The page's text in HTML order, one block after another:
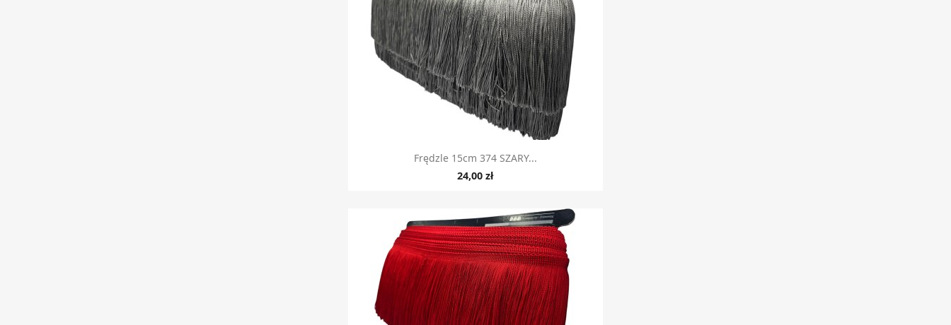
Szybki podgląd
Frędzle 15cm 374 SZARY...
24,00 zł